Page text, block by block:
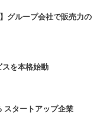
グループ会社で販売力の
を本格始動
スタートアップ企業